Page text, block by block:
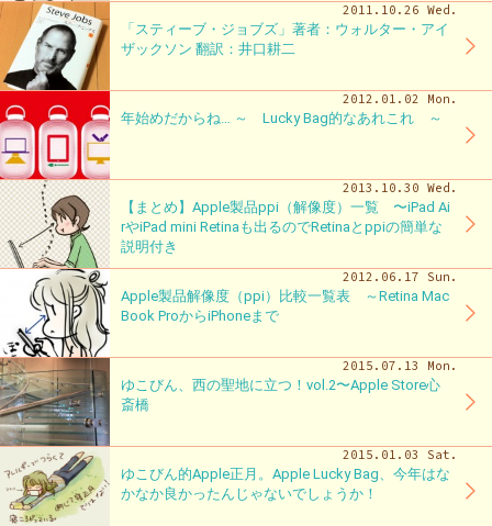
2011.10.26 Wed.
「スティーブ・ジョブズ」著者：ウォルター・アイ
ザックソン 翻訳：井口耕二
2012.01.02 Mon.
年始めだからね… ～ Lucky Bag的なあれこれ ～
2013.10.30 Wed.
【まとめ】Apple製品ppi（解像度）一覧 〜iPad Ai
rやiPad mini Retinaも出るのでRetinaとppiの簡単な
説明付き
2012.06.17 Sun.
Apple製品解像度（ppi）比較一覧表 ～Retina Mac
Book ProからiPhoneまで
2015.07.13 Mon.
ゆこびん、西の聖地に立つ！vol.2〜Apple Store心
斎橋
2015.01.03 Sat.
ゆこびん的Apple正月。Apple Lucky Bag、今年はな
かなか良かったんじゃないでしょうか！